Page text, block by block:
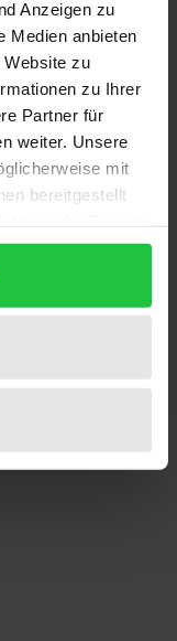
Anzeigen zu
Medien anbieten
Website zu
zu Ihrer
Partner für
weiter. Unsere
mit
bereitgestellt